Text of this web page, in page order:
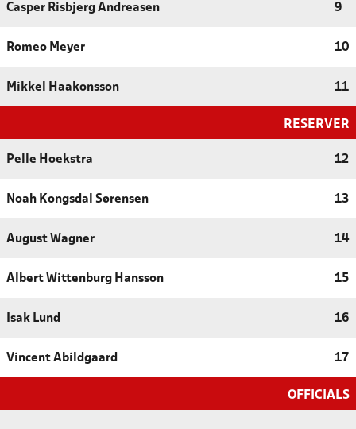
Casper Risbjerg Andreasen 9
Romeo Meyer 10
Mikkel Haakonsson 11
RESERVER
Pelle Hoekstra 12
Noah Kongsdal Sørensen 13
August Wagner 14
Albert Wittenburg Hansson 15
Isak Lund 16
Vincent Abildgaard 17
OFFICIALS